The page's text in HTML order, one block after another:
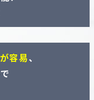
容易、